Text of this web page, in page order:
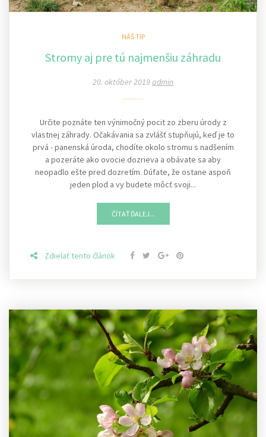
NÁŠ TIP
Stromy aj pre tú najmenšiu záhradu
20. október 2019admin
Určite poznáte ten výnimočný pocit zo zberu úrody z
vlastnej záhrady. Očakávania sa zvlášť stupňujú, keď je to
prvá - panenská úroda, chodíte okolo stromu s nadšením
a pozeráte ako ovocie dozrieva a obávate sa aby
neopadlo ešte pred dozretím. Dúfate, že ostane aspoň
jeden plod a vy budete môcť svoji...
ČÍTAŤ ĎALEJ...
Zdielať tento článok